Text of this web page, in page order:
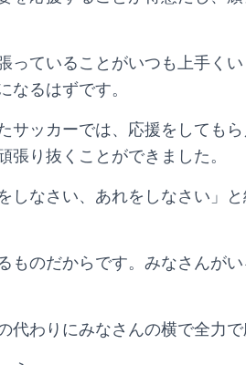
っていることがいつも上手く
なるはずです。
サッカーでは、応援をしても
張り抜くことができました。
しなさい、あれをしなさい」
ものだからです。みなさんが
代わりにみなさんの横で全力で